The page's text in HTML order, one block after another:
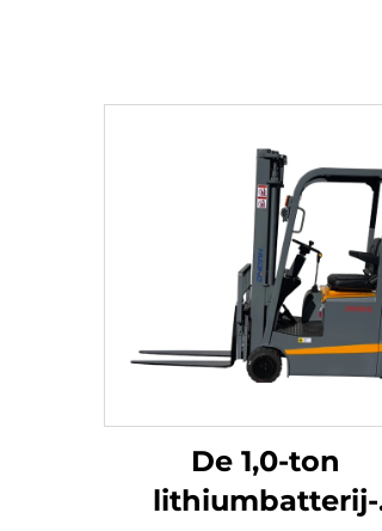
De 1,0-ton
lithiumbatterij-